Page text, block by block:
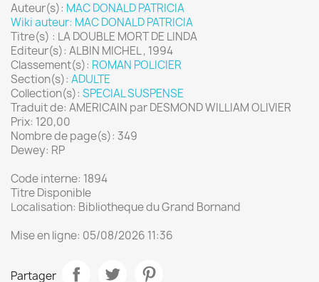
Auteur(s): MAC DONALD PATRICIA
Wiki auteur: MAC DONALD PATRICIA
Titre(s) : LA DOUBLE MORT DE LINDA
Editeur(s): ALBIN MICHEL , 1994
Classement(s): ROMAN POLICIER
Section(s): ADULTE
Collection(s): SPECIAL SUSPENSE
Traduit de: AMERICAIN par DESMOND WILLIAM OLIVIER
Prix: 120,00
Nombre de page(s): 349
Dewey: RP
Code interne: 1894
Titre Disponible
Localisation: Bibliotheque du Grand Bornand
Mise en ligne: 05/08/2026 11:36
Partager